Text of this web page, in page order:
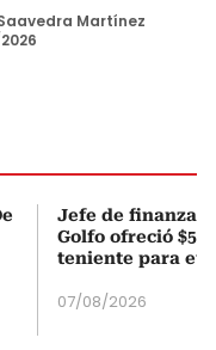
Martínez
Jefe de finanzas
Golfo ofreció
teniente para
07/08/2026